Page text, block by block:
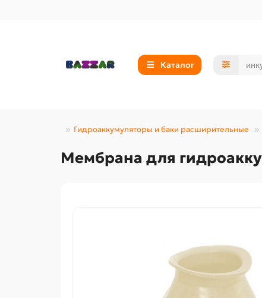
Каталог
Гидроаккумуляторы и баки расширительные
Мембрана для